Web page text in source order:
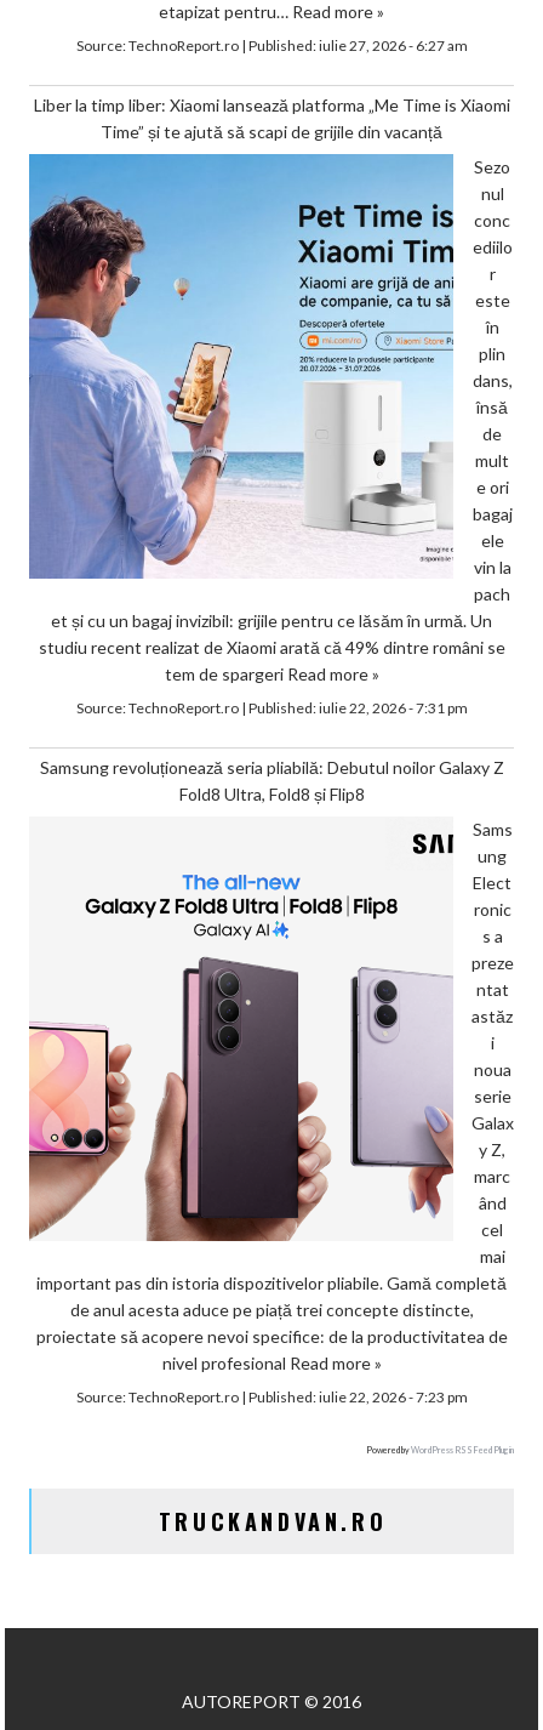
etapizat pentru… Read more »
Source:TechnoReport.ro| Published:iulie 27, 2026 - 6:27 am
Liber la timp liber: Xiaomi lansează platforma „Me Time is Xiaomi
Time” și te ajută să scapi de grijile din vacanță
Sezo
nul
conc
ediilo
r
este
în
plin
dans,
însă
de
mult
e ori
bagaj
ele
vin la
pach
et și cu un bagaj invizibil: grijile pentru ce lăsăm în urmă. Un
studiu recent realizat de Xiaomi arată că 49% dintre români se
tem de spargeri Read more »
Source:TechnoReport.ro| Published:iulie 22, 2026 - 7:31 pm
Samsung revoluționează seria pliabilă: Debutul noilor Galaxy Z
Fold8 Ultra, Fold8 și Flip8
Sams
ung
Elect
ronic
s a
preze
ntat
astăz
i
noua
serie
Galax
y Z,
marc
ând
cel
mai
important pas din istoria dispozitivelor pliabile. Gamă completă
de anul acesta aduce pe piață trei concepte distincte,
proiectate să acopere nevoi specifice: de la productivitatea de
nivel profesional Read more »
Source:TechnoReport.ro| Published:iulie 22, 2026 - 7:23 pm
Powered byWordPress RSS Feed Plugin
TRUCKANDVAN.RO
AUTOREPORT © 2016